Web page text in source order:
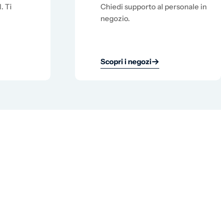
Ti
Chiedi supporto al personale in
negozio.
Scopri i negozi